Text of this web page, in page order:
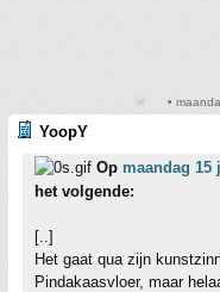
•
YoopY
Op maandag 15
het volgende:
[..]
Het gaat qua zijn
Pindakaasvloer, maar